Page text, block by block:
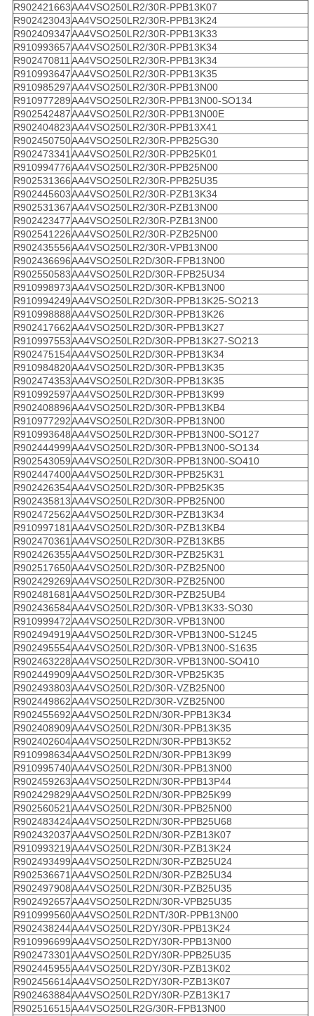
R902421663AA4VSO250LR2/30R-PPB13K07
R902423043AA4VSO250LR2/30R-PPB13K24
R902409347AA4VSO250LR2/30R-PPB13K33
R910993657AA4VSO250LR2/30R-PPB13K34
R902470811 AA4VSO250LR2/30R-PPB13K34
R910993647AA4VSO250LR2/30R-PPB13K35
R910985297AA4VSO250LR2/30R-PPB13N00
R910977289AA4VSO250LR2/30R-PPB13N00-SO134
R902542487AA4VSO250LR2/30R-PPB13N00E
R902404823AA4VSO250LR2/30R-PPB13X41
R902450750AA4VSO250LR2/30R-PPB25G30
R902473341 AA4VSO250LR2/30R-PPB25K01
R910994776AA4VSO250LR2/30R-PPB25N00
R902531366AA4VSO250LR2/30R-PPB25U35
R902445603AA4VSO250LR2/30R-PZB13K34
R902531367AA4VSO250LR2/30R-PZB13N00
R902423477AA4VSO250LR2/30R-PZB13N00
R902541226AA4VSO250LR2/30R-PZB25N00
R902435556AA4VSO250LR2/30R-VPB13N00
R902436696AA4VSO250LR2D/30R-FPB13N00
R902550583AA4VSO250LR2D/30R-FPB25U34
R910998973AA4VSO250LR2D/30R-KPB13N00
R910994249AA4VSO250LR2D/30R-PPB13K25-SO213
R910998888AA4VSO250LR2D/30R-PPB13K26
R902417662AA4VSO250LR2D/30R-PPB13K27
R910997553AA4VSO250LR2D/30R-PPB13K27-SO213
R902475154AA4VSO250LR2D/30R-PPB13K34
R910984820AA4VSO250LR2D/30R-PPB13K35
R902474353AA4VSO250LR2D/30R-PPB13K35
R910992597AA4VSO250LR2D/30R-PPB13K99
R902408896AA4VSO250LR2D/30R-PPB13KB4
R910977292AA4VSO250LR2D/30R-PPB13N00
R910993648AA4VSO250LR2D/30R-PPB13N00-SO127
R902444999AA4VSO250LR2D/30R-PPB13N00-SO134
R902543059AA4VSO250LR2D/30R-PPB13N00-SO410
R902447400AA4VSO250LR2D/30R-PPB25K31
R902426354AA4VSO250LR2D/30R-PPB25K35
R902435813AA4VSO250LR2D/30R-PPB25N00
R902472562AA4VSO250LR2D/30R-PZB13K34
R910997181 AA4VSO250LR2D/30R-PZB13KB4
R902470361 AA4VSO250LR2D/30R-PZB13KB5
R902426355AA4VSO250LR2D/30R-PZB25K31
R902517650AA4VSO250LR2D/30R-PZB25N00
R902429269AA4VSO250LR2D/30R-PZB25N00
R902481681 AA4VSO250LR2D/30R-PZB25UB4
R902436584AA4VSO250LR2D/30R-VPB13K33-SO30
R910999472AA4VSO250LR2D/30R-VPB13N00
R902494919AA4VSO250LR2D/30R-VPB13N00-S1245
R902495554AA4VSO250LR2D/30R-VPB13N00-S1635
R902463228AA4VSO250LR2D/30R-VPB13N00-SO410
R902449909AA4VSO250LR2D/30R-VPB25K35
R902493803AA4VSO250LR2D/30R-VZB25N00
R902449862AA4VSO250LR2D/30R-VZB25N00
R902455692AA4VSO250LR2DN/30R-PPB13K34
R902408909AA4VSO250LR2DN/30R-PPB13K35
R902402604AA4VSO250LR2DN/30R-PPB13K52
R910998634AA4VSO250LR2DN/30R-PPB13K99
R910995740AA4VSO250LR2DN/30R-PPB13N00
R902459263AA4VSO250LR2DN/30R-PPB13P44
R902429829AA4VSO250LR2DN/30R-PPB25K99
R902560521 AA4VSO250LR2DN/30R-PPB25N00
R902483424AA4VSO250LR2DN/30R-PPB25U68
R902432037AA4VSO250LR2DN/30R-PZB13K07
R910993219AA4VSO250LR2DN/30R-PZB13K24
R902493499AA4VSO250LR2DN/30R-PZB25U24
R902536671 AA4VSO250LR2DN/30R-PZB25U34
R902497908AA4VSO250LR2DN/30R-PZB25U35
R902492657AA4VSO250LR2DN/30R-VPB25U35
R910999560AA4VSO250LR2DNT/30R-PPB13N00
R902438244AA4VSO250LR2DY/30R-PPB13K24
R910996699AA4VSO250LR2DY/30R-PPB13N00
R902473301 AA4VSO250LR2DY/30R-PPB25U35
R902445955AA4VSO250LR2DY/30R-PZB13K02
R902456614AA4VSO250LR2DY/30R-PZB13K07
R902463884AA4VSO250LR2DY/30R-PZB13K17
R902516515AA4VSO250LR2G/30R-FPB13N00